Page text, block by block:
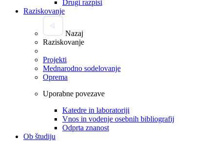
Drugi razpisi
Raziskovanje
Nazaj
Raziskovanje
Projekti
Mednarodno sodelovanje
Oprema
Uporabne povezave
Katedre in laboratoriji
Vnos in vodenje osebnih bibliografij
Odprta znanost
Ob študiju